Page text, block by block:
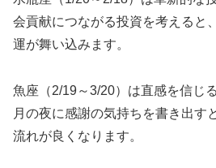
会貢献につながる投資を考えると
運が舞い込みます。
魚座（2/19～3/20）は直感を信じ
月の夜に感謝の気持ちを書き出す
流れが良くなります。